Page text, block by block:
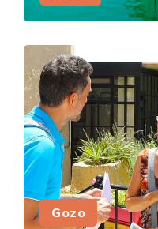
Gozo